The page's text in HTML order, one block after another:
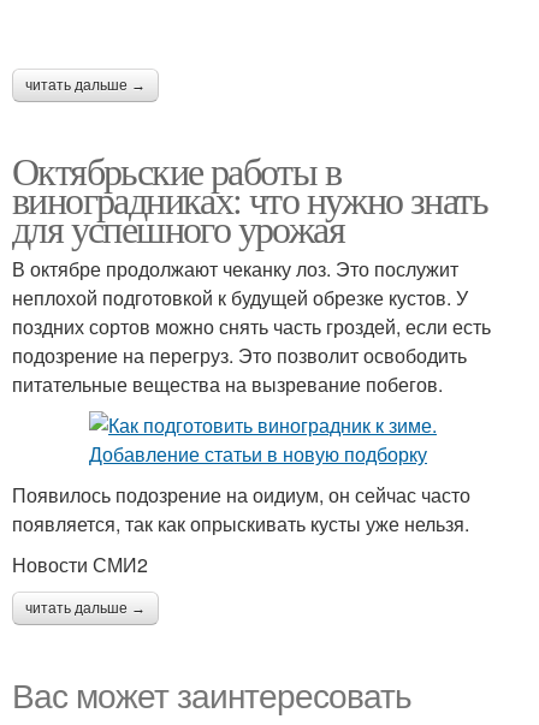
читать дальше →
Октябрьские работы в
виноградниках: что нужно знать
для успешного урожая
В октябре продолжают чеканку лоз. Это послужит
неплохой подготовкой к будущей обрезке кустов. У
поздних сортов можно снять часть гроздей, если есть
подозрение на перегруз. Это позволит освободить
питательные вещества на вызревание побегов.
Появилось подозрение на оидиум, он сейчас часто
появляется, так как опрыскивать кусты уже нельзя.
Новости СМИ2
читать дальше →
Вас может заинтересовать